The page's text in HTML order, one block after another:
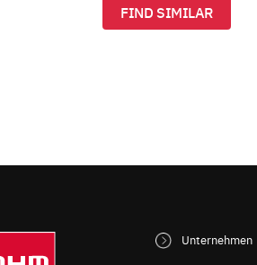
FIND SIMILAR
Unternehmen